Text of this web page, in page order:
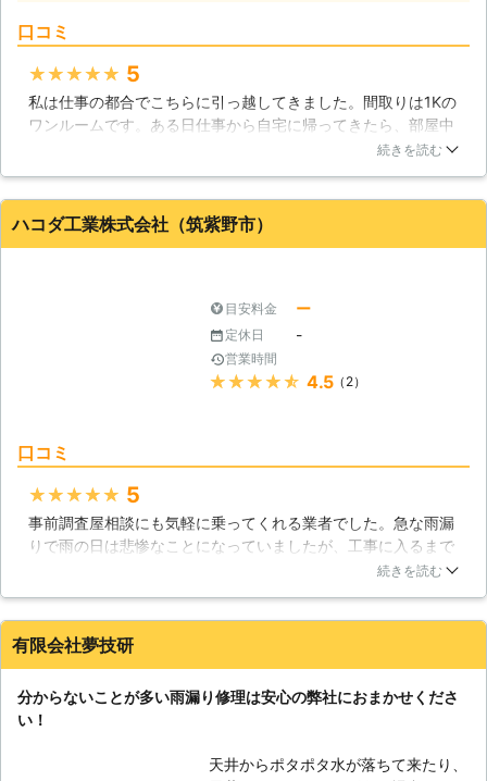
口コミ
★★★★★ 5
私は仕事の都合でこちらに引っ越してきました。間取りは1Kの
ワンルームです。ある日仕事から自宅に帰ってきたら、部屋中
が水浸しになっていました。どうしていいのか分からずとりあ
対応してくださり感謝しています。今は快適に過ごせていま
す。
続きを読む
ハコダ工業株式会社（筑紫野市）
目安料金 ー
定休日 -
営業時間
★★★★★ 4.5（2）
口コミ
★★★★★ 5
事前調査屋相談にも気軽に乗ってくれる業者でした。急な雨漏
りで雨の日は悲惨なことになっていましたが、工事に入るまで
応急処置をしてもらえたので助かりました。また、屋根工事が
ることが出来ました。
福岡県 筑紫野市 2016年12月30日
続きを読む
有限会社夢技研
分からないことが多い雨漏り修理は安心の弊社におまかせくださ
い！
天井からポタポタ水が落ちて来たり、